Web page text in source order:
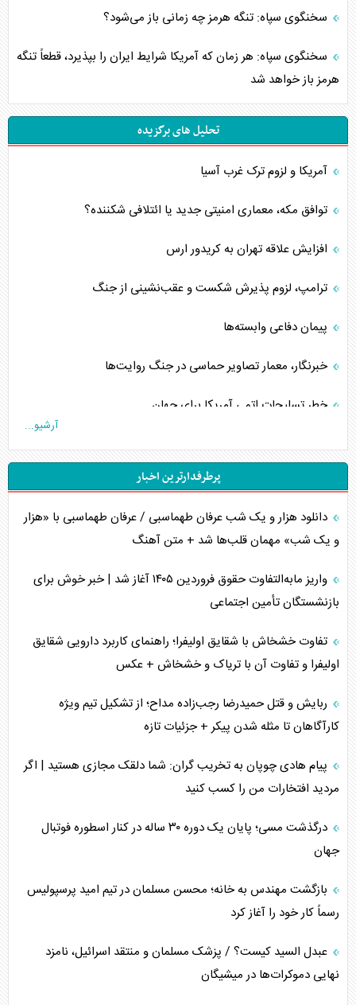
سخنگوی سپاه: تنگه هرمز چه زمانی باز می‌شود؟
سخنگوی سپاه: هر زمان که آمریکا شرایط ایران را بپذیرد، قطعاً تنگه
هرمز باز خواهد شد
تحلیل های برگزیده
آمریکا و لزوم ترک غرب آسیا
توافق مکه، معماری امنیتی جدید یا ائتلافی شکننده؟
افزایش علاقه تهران به کریدور ارس
ترامپ، لزوم پذیرش شکست و عقب‌نشینی از جنگ
پیمان دفاعی‌ وابسته‌ها
خبرنگار، معمار تصاویر حماسی در جنگ روایت‌ها
خطر تسلیحات اتمی آمریکا برای جهان
جاده ابریشم فضایی/ نفوذ راهبردی و فرازمینی چین
انصارالله و تثبیت معادله «محاصره برابر محاصره»
مصالحه نافرجام سعودی – اماراتی
محدودیت صادرات نفت عربستان
پشت‌پرده خشم ترامپ از رسانه‌های منتقد
چگونه مقاومت صحنه جنگ را تغییر می‌دهد؟
جنگ رمضان و معضل حضور نظامیان آمریکایی
تحلیل جامع پدیده تراستی‌ها
تأثیر جنگ ایران و آمریکا بر اقتصاد جهانی
اربعین، کابوس مشترک تل‌آویو-واشنگتن
آرشیو...
پرطرفدارترین اخبار
دانلود هزار و یک شب عرفان طهماسبی / عرفان طهماسبی با «هزار
و یک شب» مهمان قلب‌ها شد + متن آهنگ
واریز مابه‌التفاوت حقوق فروردین ۱۴۰۵ آغاز شد | خبر خوش برای
بازنشستگان تأمین اجتماعی
تفاوت خشخاش با شقایق اولیفرا؛ راهنمای کاربرد دارویی شقایق
اولیفرا و تفاوت آن با تریاک و خشخاش + عکس
ربایش و قتل حمیدرضا رجب‌زاده مداح؛ از تشکیل تیم ویژه
کارآگاهان تا مثله شدن پیکر + جزئیات تازه
پیام هادی چوپان به تخریب گران: شما دلقک مجازی هستید | اگر
مردید افتخارات من را کسب کنید
درگذشت مسی؛ پایان یک دوره ۳۰ ساله در کنار اسطوره فوتبال
جهان
بازگشت مهندس به خانه؛ محسن مسلمان در تیم امید پرسپولیس
رسماً کار خود را آغاز کرد
عبدل السید کیست؟ / پزشک مسلمان و منتقد اسرائیل، نامزد
نهایی دموکرات‌ها در میشیگان